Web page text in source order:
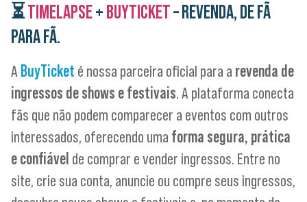
⏳TIMELAPSE+BUYTICKET– REVENDA, DE FÃ
PARA FÃ.
A BuyTicket é nossa parceira oficial para a revenda de
ingressos de shows e festivais. A plataforma conecta
fãs que não podem comparecer a eventos com outros
interessados, oferecendo uma forma segura, prática
e confiável de comprar e vender ingressos. Entre no
site, crie sua conta, anuncie ou compre seus ingressos,